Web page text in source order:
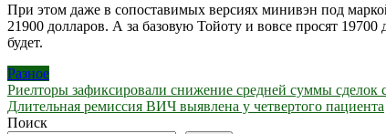
При этом даже в сопоставимых версиях минивэн под
21900 долларов. А за базовую Тойоту и вовсе просят
будет.
Разное
Навигация
по
Риелторы зафиксировали снижение средней суммы
Длительная ремиссия ВИЧ выявлена у четвертого пациента
Поиск